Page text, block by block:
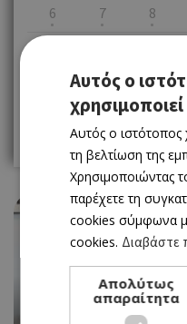
6 7 8
21 22
28 29
WOMEN IN FOCUS
Αυτός ο
Αυτός ο ιστότοπος
τη βελτίωση της
Χρησιμοποιώντας
παρέχετε τη
cookies σύμφωνα
cookies. Διαβάστε
Απολύτως
απαραίτητα